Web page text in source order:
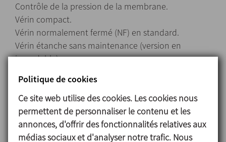
Contrôle de la pression de la membrane.
Vérin compact.
Vérin normalement fermé (NF) en standard.
Vérin étanche sans maintenance (version en
inoxydable).
taille 4).
Détecteur de fuites.
Indicateur de position.
Interchangeabilité des pièces.
Volant ergonomique.
Politique de cookies
Ce site web utilise des cookies. Les cookies nous
permettent de personnaliser le contenu et les
annonces, d'offrir des fonctionnalités relatives aux
médias sociaux et d'analyser notre trafic. Nous